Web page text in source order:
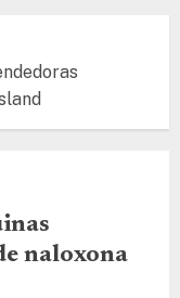
naloxona